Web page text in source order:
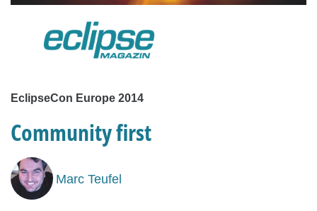
EclipseCon Europe 2014
Community first
Marc Teufel